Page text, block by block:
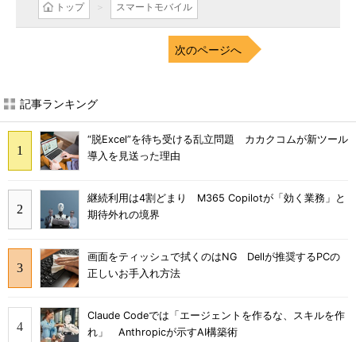
トップ スマートモバイル
次のページへ
記事ランキング
“脱Excel”を待ち受ける乱立問題 カカクコムが新ツール
導入を見送った理由
継続利用は4割どまり M365 Copilotが「効く業務」と
期待外れの境界
画面をティッシュで拭くのはNG Dellが推奨するPCの
正しいお手入れ方法
Claude Codeでは「エージェントを作るな、スキルを作
れ」 Anthropicが示すAI構築術